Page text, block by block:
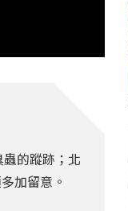
的蹤跡；北
加留意。